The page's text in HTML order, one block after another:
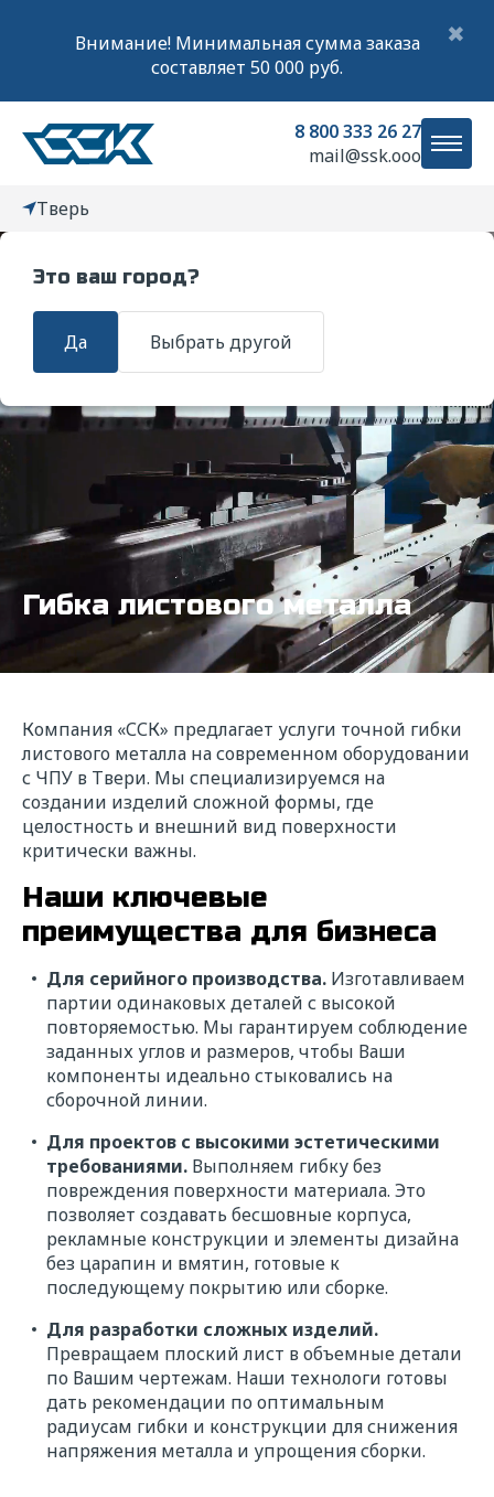
Внимание! Минимальная сумма заказа
составляет 50 000 руб.
✖
Это ваш город?
Да Выбрать другой
8 800 333 26 27
mail@ssk.ooo
Тверь
Гибка листового металла
Гибка листового металла
Компания «ССК» предлагает услуги точной гибки
листового металла на современном оборудовании
с ЧПУ в Твери. Мы специализируемся на
создании изделий сложной формы, где
целостность и внешний вид поверхности
критически важны.
Наши ключевые
преимущества для бизнеса
Для серийного производства. Изготавливаем
партии одинаковых деталей с высокой
повторяемостью. Мы гарантируем соблюдение
заданных углов и размеров, чтобы Ваши
компоненты идеально стыковались на
сборочной линии.
Для проектов с высокими эстетическими
требованиями. Выполняем гибку без
повреждения поверхности материала. Это
позволяет создавать бесшовные корпуса,
рекламные конструкции и элементы дизайна
без царапин и вмятин, готовые к
последующему покрытию или сборке.
Для разработки сложных изделий.
Превращаем плоский лист в объемные детали
по Вашим чертежам. Наши технологи готовы
дать рекомендации по оптимальным
радиусам гибки и конструкции для снижения
напряжения металла и упрощения сборки.